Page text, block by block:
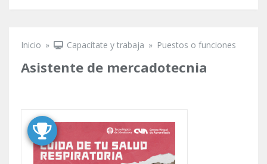
Inicio » Capacítate y trabaja » Puestos o funciones
Asistente de mercadotecnia